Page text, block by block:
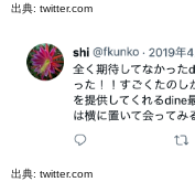
出典: twitter.com
出典: twitter.com